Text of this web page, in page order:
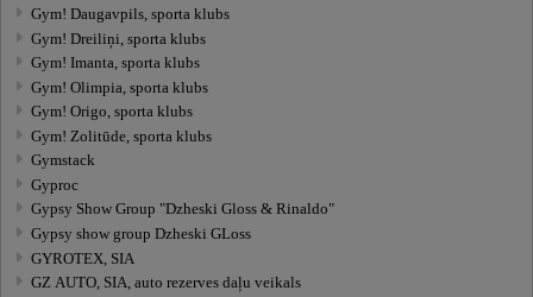
Gym! Daugavpils, sporta klubs
Gym! Dreiliņi, sporta klubs
Gym! Imanta, sporta klubs
Gym! Olimpia, sporta klubs
Gym! Origo, sporta klubs
Gym! Zolitūde, sporta klubs
Gymstack
Gyproc
Gypsy Show Group "Dzheski Gloss & Rinaldo"
Gypsy show group Dzheski GLoss
GYROTEX, SIA
GZ AUTO, SIA, auto rezerves daļu veikals